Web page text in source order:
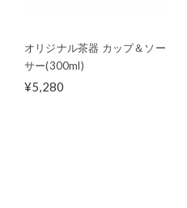
オリジナル茶器 カップ＆ソー
サー(300ml)
¥5,280